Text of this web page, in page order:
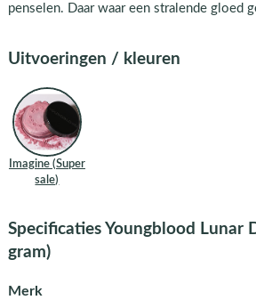
penselen. Daar waar een stralende gloed
Uitvoeringen / kleuren
Imagine (Super
sale)
Specificaties Youngblood Lunar
gram)
Merk